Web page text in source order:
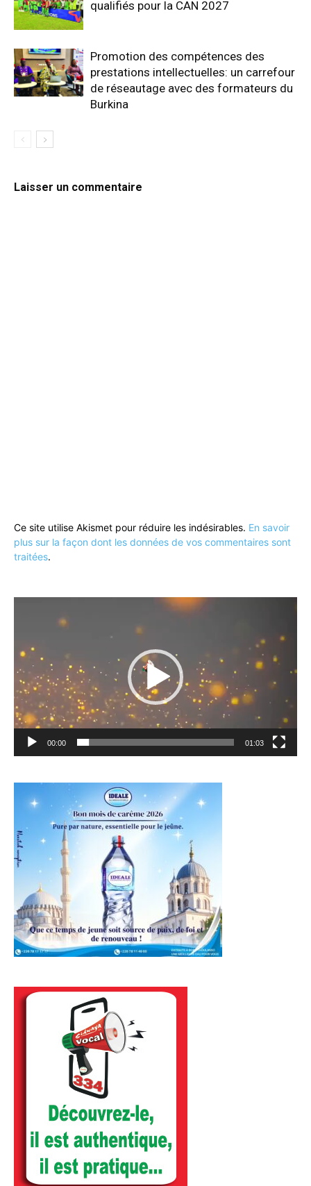
qualifiés pour la CAN 2027
Promotion des compétences des
prestations intellectuelles: un carrefour
de réseautage avec des formateurs du
Burkina
Laisser un commentaire
Ce site utilise Akismet pour réduire les indésirables. En savoir
plus sur la façon dont les données de vos commentaires sont
traitées.
00:00 01:03